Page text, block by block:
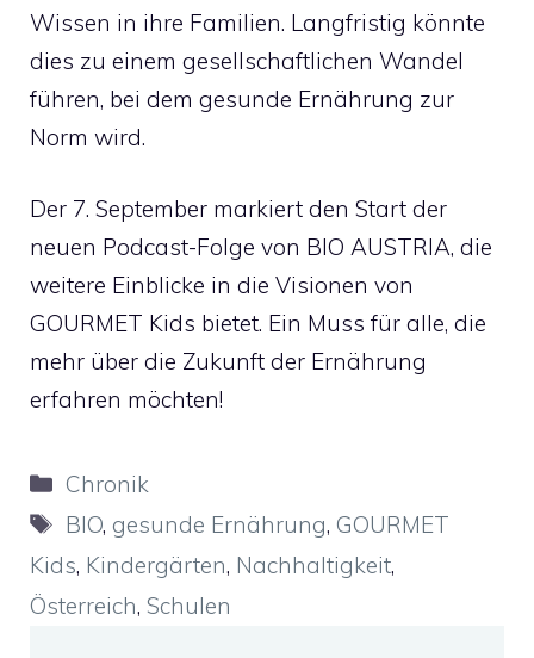
Wissen in ihre Familien. Langfristig könnte
dies zu einem gesellschaftlichen Wandel
führen, bei dem gesunde Ernährung zur
Norm wird.
Der 7. September markiert den Start der
neuen Podcast-Folge von BIO AUSTRIA, die
weitere Einblicke in die Visionen von
GOURMET Kids bietet. Ein Muss für alle, die
mehr über die Zukunft der Ernährung
erfahren möchten!
Kategorien
Chronik
Schlagwörter
BIO, gesunde Ernährung, GOURMET
Kids, Kindergärten, Nachhaltigkeit,
Österreich, Schulen